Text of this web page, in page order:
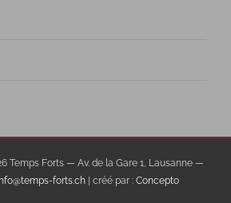
Temps Forts — Av. de la Gare 1, Lausanne —
forts.ch| créé par : Concepto